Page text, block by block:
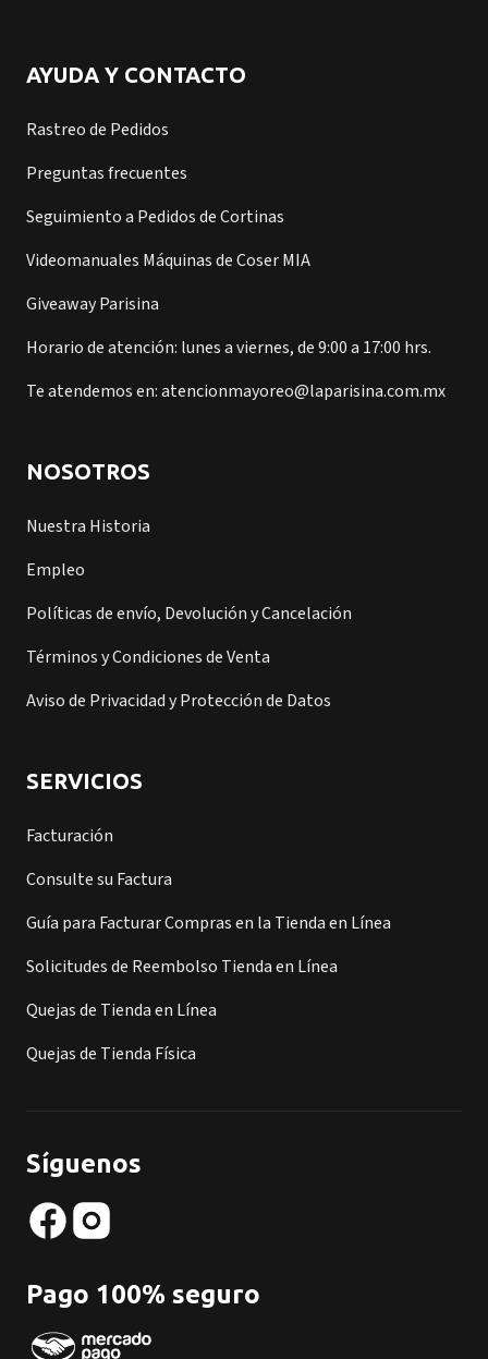
AYUDA Y CONTACTO
Rastreo de Pedidos
Preguntas frecuentes
Seguimiento a Pedidos de Cortinas
Videomanuales Máquinas de Coser MIA
Giveaway Parisina
Horario de atención: lunes a viernes, de 9:00 a 17:00 hrs.
Te atendemos en: atencionmayoreo@laparisina.com.mx
NOSOTROS
Nuestra Historia
Empleo
Políticas de envío, Devolución y Cancelación
Términos y Condiciones de Venta
Aviso de Privacidad y Protección de Datos
SERVICIOS
Facturación
Consulte su Factura
Guía para Facturar Compras en la Tienda en Línea
Solicitudes de Reembolso Tienda en Línea
Quejas de Tienda en Línea
Quejas de Tienda Física
Síguenos
Pago 100% seguro